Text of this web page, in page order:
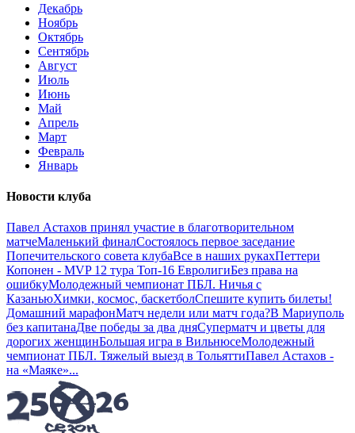
Декабрь
Ноябрь
Октябрь
Сентябрь
Август
Июль
Июнь
Май
Апрель
Март
Февраль
Январь
Новости клуба
Павел Астахов принял участие в благотворительном
матчеМаленький финалСостоялось первое заседание
Попечительского совета клубаВсе в наших рукахПеттери
Копонен - MVP 12 тура Топ-16 ЕвролигиБез права на
ошибкуМолодежный чемпионат ПБЛ. Ничья с
КазаньюХимки, космос, баскетболСпешите купить билеты!
Домашний марафонМатч недели или матч года?В Мариуполь
без капитанаДве победы за два дняСуперматч и цветы для
дорогих женщинБольшая игра в ВильнюсеМолодежный
чемпионат ПБЛ. Тяжелый выезд в ТольяттиПавел Астахов -
на «Маяке»...